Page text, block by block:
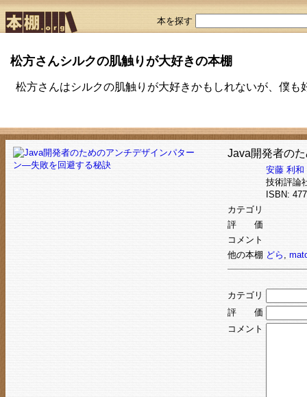
本を探す
松方さんシルクの肌触りが大好きの本棚
松方さんはシルクの肌触りが大好きかもしれないが、僕も
Java開発者の
安藤 利和
技術評論
ISBN:
カテゴリ
評 価
コメント
他の本棚 どら ,
カテゴリ
評 価
コメント